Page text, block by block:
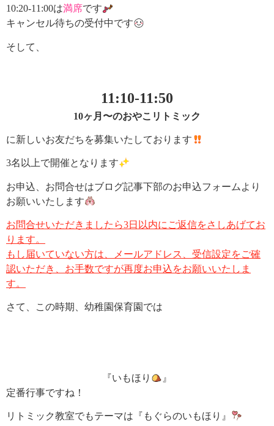
10:20-11:00は満席です
キャンセル待ちの受付中です
そして、
11:10-11:50
10ヶ月〜のおやこリトミック
に新しいお友だちを募集いたしております
3名以上で開催となります
お申込、お問合せはブログ記事下部のお申込フォームより
お願いいたします
お問合せいただきましたら3日以内にご返信をさしあげてお
ります。
もし届いていない方は、
メールアドレス、受信設定をご確
認いただき、お手数ですが再度お申込をお願いいたしま
す。
さて、この時期、幼稚園保育園では
『いもほり
』
定番行事ですね！
リトミック教室でもテーマは『もぐらのいもほり』